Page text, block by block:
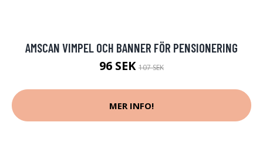
AMSCAN VIMPEL OCH BANNER FÖR PENSIONERING
96 SEK 107 SEK
MER INFO!